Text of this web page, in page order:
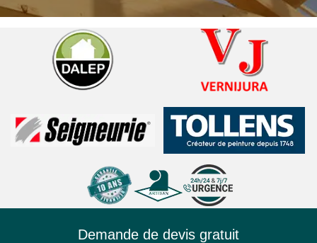
Demande de devis gratuit